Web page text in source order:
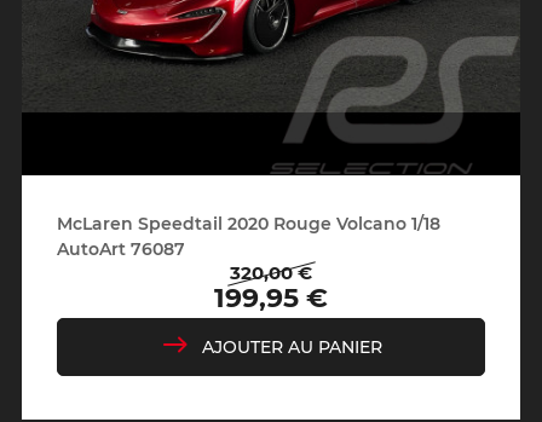
McLaren Speedtail 2020 Rouge Volcano 1/18
AutoArt 76087
Prix
de
base
320,00 €
Prix
199,95 €
AJOUTER AU PANIER